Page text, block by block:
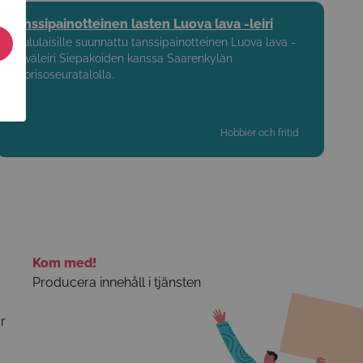
Tanssipainotteinen lasten Luova lava -leiri
Koululaisille suunnattu tanssipainotteinen Luova lava -
päiväleiri Siepakoiden kanssa Saarenkylän
Nuorisoseuratalolla.
Hobbier och fritid
Kom med!
Producera innehåll i tjänsten